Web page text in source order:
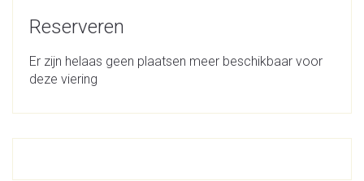
Reserveren
Er zijn helaas geen plaatsen meer beschikbaar voor
deze viering